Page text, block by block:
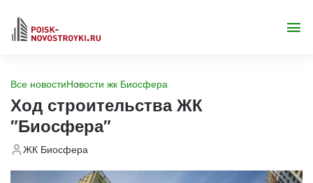
Все новостиНовости жк Биосфера
Ход строительства ЖК
"Биосфера"
ЖК Биосфера